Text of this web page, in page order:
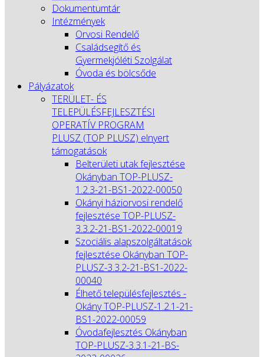
Dokumentumtár
Intézmények
Orvosi Rendelő
Családsegítő és
Gyermekjóléti Szolgálat
Óvoda és bölcsőde
Pályázatok
TERÜLET- ÉS
TELEPÜLÉSFEJLESZTÉSI
OPERATÍV PROGRAM
PLUSZ (TOP PLUSZ) elnyert
támogatások
Belterületi utak fejlesztése
Okányban TOP-PLUSZ-
1.2.3-21-BS1-2022-00050
Okányi háziorvosi rendelő
fejlesztése TOP-PLUSZ-
3.3.2-21-BS1-2022-00019
Szociális alapszolgáltatások
fejlesztése Okányban TOP-
PLUSZ-3.3.2-21-BS1-2022-
00040
Élhető településfejlesztés -
Okány TOP-PLUSZ-1.2.1-21-
BS1-2022-00059
Óvodafejlesztés Okányban
TOP-PLUSZ-3.3.1-21-BS-